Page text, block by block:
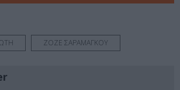
ΖΟΖΕ ΣΑΡΑΜΑΓΚΟΥ